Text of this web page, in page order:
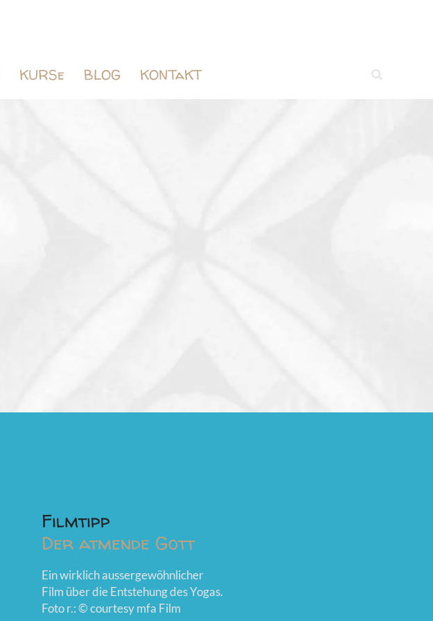
undKURSe BLOG KONTaKT
Filmtipp
Der atmende Gott
Ein wirklich aussergewöhnlicher
Film über die Entstehung des Yogas.
Foto r.: © courtesy mfa Film